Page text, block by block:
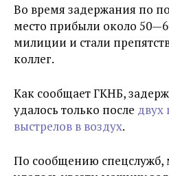
Во время задержания по
место прибыли около
милиции и стали
коллег.
Как сообщает ГКНБ,
удалось только после двух
выстрелов в воздух.
По сообщению